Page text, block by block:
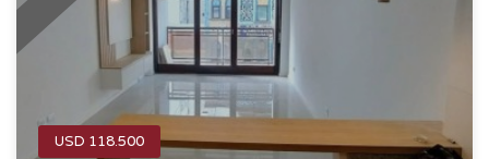
USD 118.500